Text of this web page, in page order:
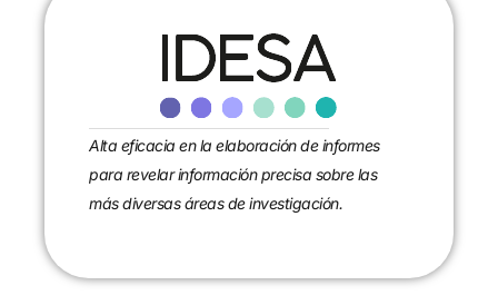
Alta eficacia en la elaboración de informes
para revelar información precisa sobre las
más diversas áreas de investigación.